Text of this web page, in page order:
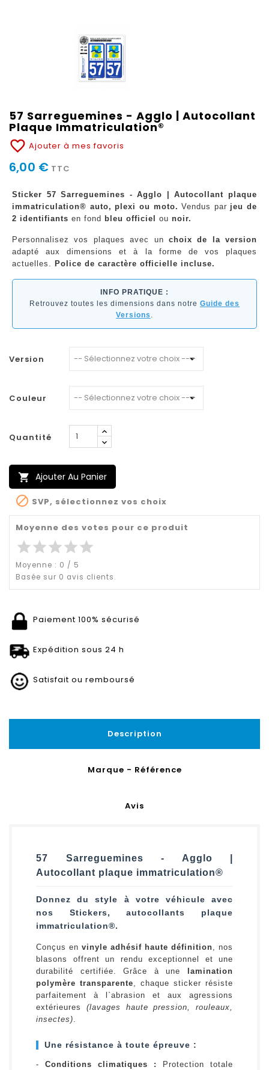
57 Sarreguemines - Agglo | Autocollant
Plaque Immatriculation®
favorite_border Ajouter à mes favoris
6,00 € TTC
Sticker 57 Sarreguemines - Agglo | Autocollant plaque
immatriculation® auto, plexi ou moto. Vendus par jeu de
2 identifiants en fond bleu officiel ou noir.
Personnalisez vos plaques avec un choix de la version
adapté aux dimensions et à la forme de vos plaques
actuelles. Police de caractère officielle incluse.
INFO PRATIQUE :
Retrouvez toutes les dimensions dans notre Guide des
Versions .
Version
Couleur
Quantité
 Ajouter Au Panier
 SVP, sélectionnez vos choix
Moyenne des votes pour ce produit
starstarstarstarstar
Moyenne : 0 / 5
Basée sur 0 avis clients.
Paiement 100% sécurisé
Expédition sous 24 h
Satisfait ou remboursé
Description
Marque - Référence
Avis
57 Sarreguemines - Agglo |
Autocollant plaque immatriculation®
Donnez du style à votre véhicule avec
nos Stickers, autocollants plaque
immatriculation®.
Conçus en vinyle adhésif haute définition, nos
blasons offrent un rendu exceptionnel et une
durabilité certifiée. Grâce à une
lamination
polymère transparente, chaque sticker résiste
parfaitement à l`abrasion et aux agressions
extérieures (lavages haute pression, rouleaux,
insectes).
Une résistance à toute épreuve :
- Conditions climatiques :
Protection totale